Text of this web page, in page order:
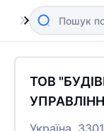
ТОВ
Україна,